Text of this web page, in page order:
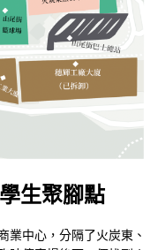
生聚腳點
業中心，分隔了火炭東、